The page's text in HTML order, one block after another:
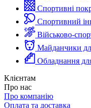
Спортивні
Спортивний
Військово-
Майданчики
Обладнання для
Клієнтам
Про нас
Про компанію
Оплата та доставка